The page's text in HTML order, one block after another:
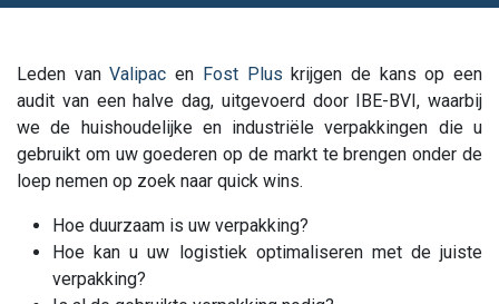
Leden vanValipac en Fost Plus krijgen de kans op een
audit van een halve dag, uitgevoerd door IBE-BVI, waarbij
we de huishoudelijke en industriële verpakkingen die u
gebruikt om uw goederen op de markt te brengen onder de
loep nemen op zoek naar quick wins.
Hoe duurzaam is uw verpakking?
Hoe kan u uw logistiek optimaliseren met de juiste
verpakking?